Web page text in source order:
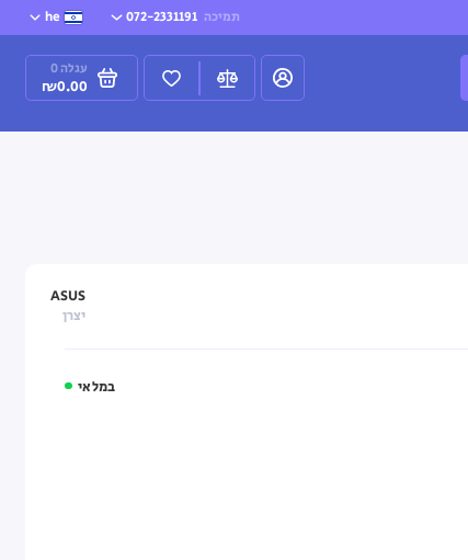
תמיכה 072-2331191
he
עגלה 0
₪0.00
במלאי
ASUS
יצרן